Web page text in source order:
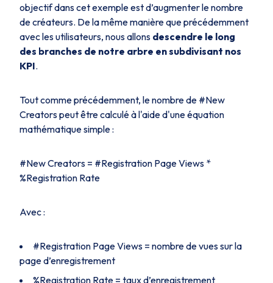
objectif dans cet exemple est d’augmenter le nombre
de créateurs. De la même manière que précédemment
avec les utilisateurs, nous allons descendre le long
des branches de notre arbre en subdivisant nos
KPI.
Tout comme précédemment, le nombre de #New
Creators peut être calculé à l'aide d'une équation
mathématique simple :
#New Creators = #Registration Page Views *
%Registration Rate
Avec :
#Registration Page Views = nombre de vues sur la
page d’enregistrement
%Registration Rate = taux d’enregistrement